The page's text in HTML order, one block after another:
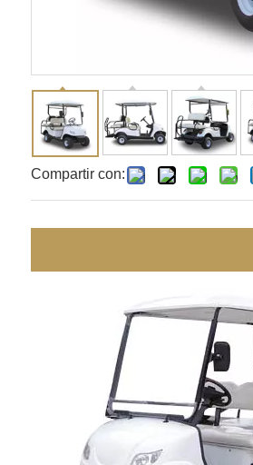
Compartir con: